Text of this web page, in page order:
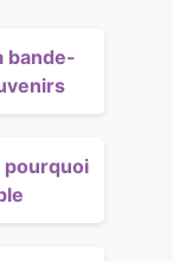
bande-
pourquoi